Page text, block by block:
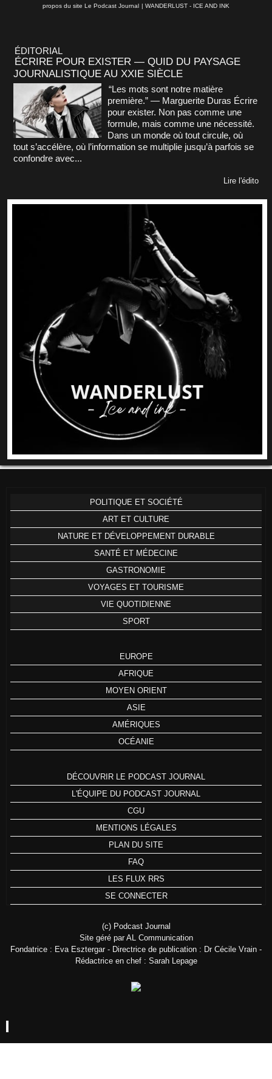
propos du site Le Podcast Journal | WANDERLUST - ICE AND INK
ÉDITORIAL
ÉCRIRE POUR EXISTER — QUID DU PAYSAGE
JOURNALISTIQUE AU XXIE SIÈCLE
“Les mots sont notre matière
première.” — Marguerite Duras Écrire
pour exister. Non pas comme une
formule, mais comme une nécessité.
Dans un monde où tout circule, où
tout s’accélère, où l’information se multiplie jusqu’à parfois se
confondre avec...
Lire l'édito
POLITIQUE ET SOCIÉTÉ
ART ET CULTURE
NATURE ET DÉVELOPPEMENT DURABLE
SANTÉ ET MÉDECINE
GASTRONOMIE
VOYAGES ET TOURISME
VIE QUOTIDIENNE
SPORT
EUROPE
AFRIQUE
MOYEN ORIENT
ASIE
AMÉRIQUES
OCÉANIE
DÉCOUVRIR LE PODCAST JOURNAL
L'ÉQUIPE DU PODCAST JOURNAL
CGU
MENTIONS LÉGALES
PLAN DU SITE
FAQ
LES FLUX RRS
SE CONNECTER
(c) Podcast Journal
Site géré par AL Communication
Fondatrice : Eva Esztergar - Directrice de publication : Dr Cécile Vrain -
Rédactrice en chef : Sarah Lepage